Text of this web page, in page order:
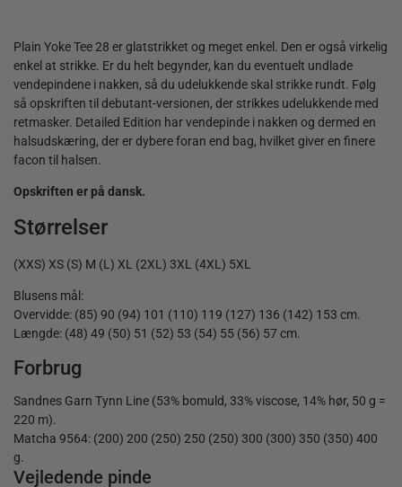
Plain Yoke Tee 28 er glatstrikket og meget enkel. Den er også virkelig
enkel at strikke. Er du helt begynder, kan du eventuelt undlade
vendepindene i nakken, så du udelukkende skal strikke rundt. Følg
så opskriften til debutant-versionen, der strikkes udelukkende med
retmasker. Detailed Edition har vendepinde i nakken og dermed en
halsudskæring, der er dybere foran end bag, hvilket giver en finere
facon til halsen.
Opskriften er på dansk.
Størrelser
(XXS) XS (S) M (L) XL (2XL) 3XL (4XL) 5XL
Blusens mål:
Overvidde: (85) 90 (94) 101 (110) 119 (127) 136 (142) 153 cm.
Længde: (48) 49 (50) 51 (52) 53 (54) 55 (56) 57 cm.
Forbrug
Sandnes Garn Tynn Line (53% bomuld, 33% viscose, 14% hør, 50 g =
220 m).
Matcha 9564: (200) 200 (250) 250 (250) 300 (300) 350 (350) 400
g.
Vejledende pinde